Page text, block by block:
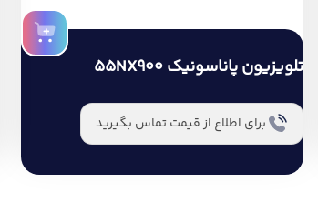
تلویزیون سونی 55X90L
95,900,000تومان